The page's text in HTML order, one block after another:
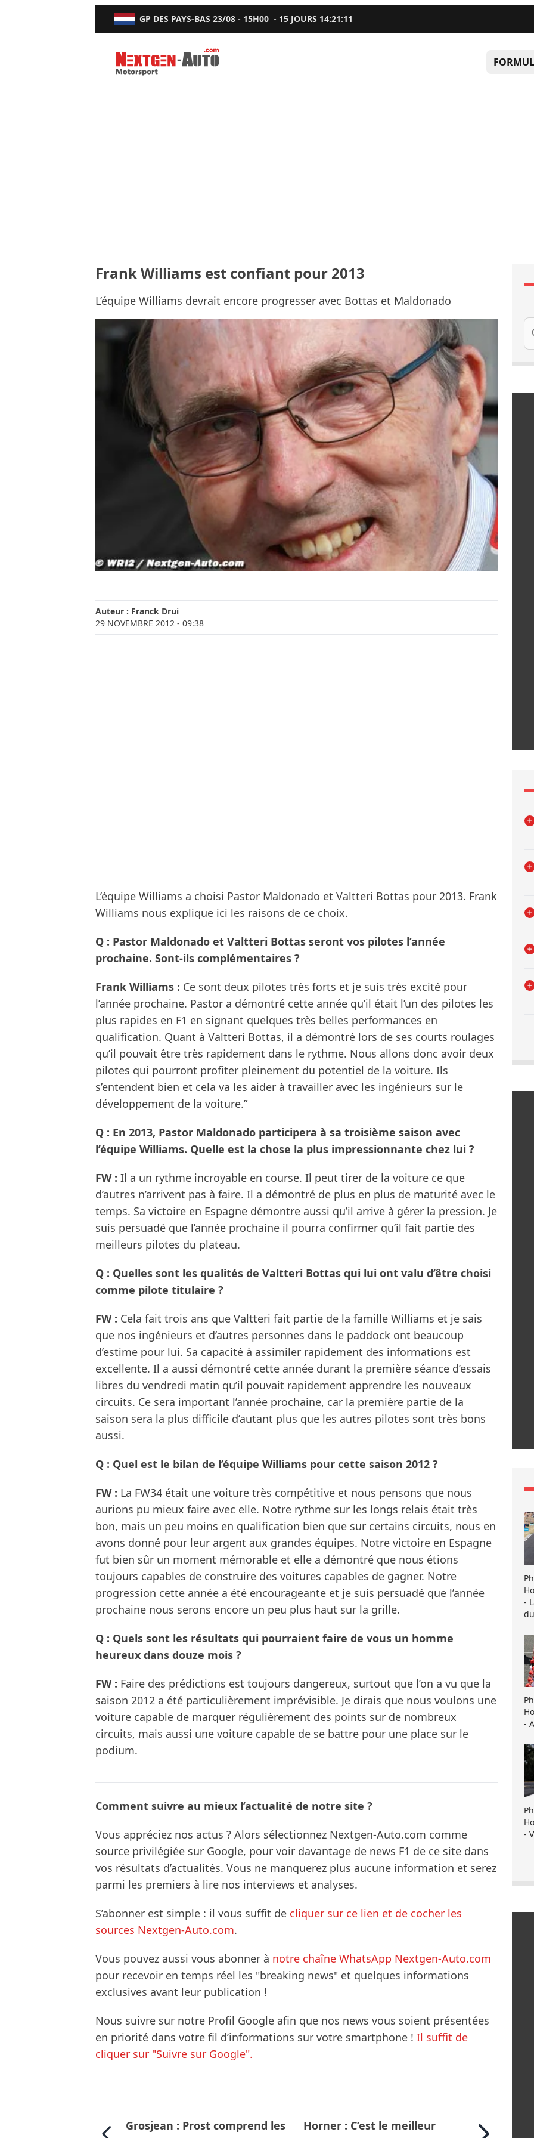
GP DES PAYS-BAS 23/08 - 15H00 - 15 JOURS 14:21:10
Nextgen-Auto.com
Frank Williams est confiant pour 2013
L’équipe Williams devrait encore progresser avec Bottas et Maldonado
Auteur : Franck Drui
29 NOVEMBRE 2012 - 09:38
L’équipe Williams a choisi Pastor Maldonado et Valtteri Bottas pour 2013. Frank
Williams nous explique ici les raisons de ce choix.
Q : Pastor Maldonado et Valtteri Bottas seront vos pilotes l’année
prochaine. Sont-ils complémentaires ?
Frank Williams : Ce sont deux pilotes très forts et je suis très excité pour
l’année prochaine. Pastor a démontré cette année qu’il était l’un des pilotes les
plus rapides en F1 en signant quelques très belles performances en
qualification. Quant à Valtteri Bottas, il a démontré lors de ses courts roulages
qu’il pouvait être très rapidement dans le rythme. Nous allons donc avoir deux
pilotes qui pourront profiter pleinement du potentiel de la voiture. Ils
s’entendent bien et cela va les aider à travailler avec les ingénieurs sur le
développement de la voiture.”
Q : En 2013, Pastor Maldonado participera à sa troisième saison avec
l’équipe Williams. Quelle est la chose la plus impressionnante chez lui ?
FW : Il a un rythme incroyable en course. Il peut tirer de la voiture ce que
d’autres n’arrivent pas à faire. Il a démontré de plus en plus de maturité avec le
temps. Sa victoire en Espagne démontre aussi qu’il arrive à gérer la pression. Je
suis persuadé que l’année prochaine il pourra confirmer qu’il fait partie des
meilleurs pilotes du plateau.
Q : Quelles sont les qualités de Valtteri Bottas qui lui ont valu d’être choisi
comme pilote titulaire ?
FW : Cela fait trois ans que Valtteri fait partie de la famille Williams et je sais
que nos ingénieurs et d’autres personnes dans le paddock ont beaucoup
d’estime pour lui. Sa capacité à assimiler rapidement des informations est
excellente. Il a aussi démontré cette année durant la première séance d’essais
libres du vendredi matin qu’il pouvait rapidement apprendre les nouveaux
circuits. Ce sera important l’année prochaine, car la première partie de la
saison sera la plus difficile d’autant plus que les autres pilotes sont très bons
aussi.
Q : Quel est le bilan de l’équipe Williams pour cette saison 2012 ?
FW : La FW34 était une voiture très compétitive et nous pensons que nous
aurions pu mieux faire avec elle. Notre rythme sur les longs relais était très
bon, mais un peu moins en qualification bien que sur certains circuits, nous en
avons donné pour leur argent aux grandes équipes. Notre victoire en Espagne
fut bien sûr un moment mémorable et elle a démontré que nous étions
toujours capables de construire des voitures capables de gagner. Notre
progression cette année a été encourageante et je suis persuadé que l’année
prochaine nous serons encore un peu plus haut sur la grille.
Q : Quels sont les résultats qui pourraient faire de vous un homme
heureux dans douze mois ?
FW : Faire des prédictions est toujours dangereux, surtout que l’on a vu que la
saison 2012 a été particulièrement imprévisible. Je dirais que nous voulons une
voiture capable de marquer régulièrement des points sur de nombreux
circuits, mais aussi une voiture capable de se battre pour une place sur le
podium.
Comment suivre au mieux l’actualité de notre site ?
Vous appréciez nos actus ? Alors sélectionnez Nextgen-Auto.com comme
source privilégiée sur Google, pour voir davantage de news F1 de ce site dans
vos résultats d’actualités. Vous ne manquerez plus aucune information et serez
parmi les premiers à lire nos interviews et analyses.
S’abonner est simple : il vous suffit de cliquer sur ce lien et de cocher les
sources Nextgen-Auto.com.
Vous pouvez aussi vous abonner à notre chaîne WhatsApp Nextgen-Auto.com
pour recevoir en temps réel les "breaking news" et quelques informations
exclusives avant leur publication !
Nous suivre sur notre Profil Google afin que nos news vous soient présentées
en priorité dans votre fil d’informations sur votre smartphone ! Il suffit de
cliquer sur "Suivre sur Google".
Grosjean : Prost comprend les
Horner : C’est le meilleur
-
-
-